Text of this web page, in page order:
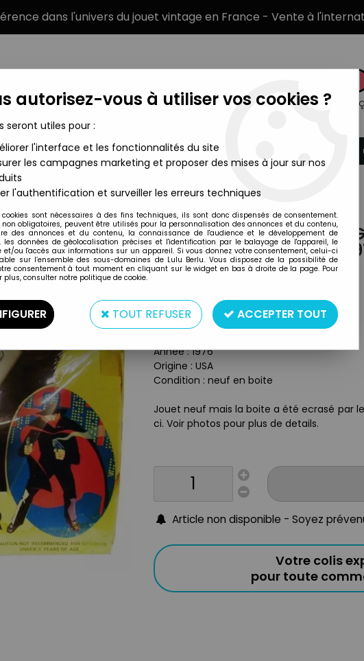
dans l'univers du jouet vintage en France - Vente à
MARQUES TYPE DE PRODUIT
(Battery Operated) - Madison 1976
Madison
THE SHADOW - CRIME
OPERATED) - MADISON
Type : Véhicule (avion) à pile
Matière : plastique
Année : 1976
Origine : USA
Condition : neuf en boite
Jouet neuf mais la boite a été ecrasé par
ci. Voir photos pour plus de details.
Article non disponible - Soyez
Votre colis
pour toute
autorisez-vous à utiliser vos cookies ?
seront utiles pour :
l'interface et les fonctionnalités du site
les campagnes marketing et proposer des mises à jour sur nos
l'authentification et surveiller les erreurs techniques
cookies sont nécessaires à des fins techniques, ils sont donc dispensés de consentement.
non obligatoires, peuvent être utilisés pour la personnalisation des annonces et du contenu,
des annonces et du contenu, la connaissance de l'audience et le développement de
les données de géolocalisation précises et l'identification par le balayage de l'appareil, le
et/ou l'accès aux informations sur un appareil. Si vous donnez votre consentement, celui-ci
sur l’ensemble des sous-domaines de Lulu Berlu. Vous disposez de la possibilité de
consentement à tout moment en cliquant sur le widget en bas à droite de la page. Pour
plus, consulter notre politique de cookie.
TOUT REFUSER ACCEPTER TOUT